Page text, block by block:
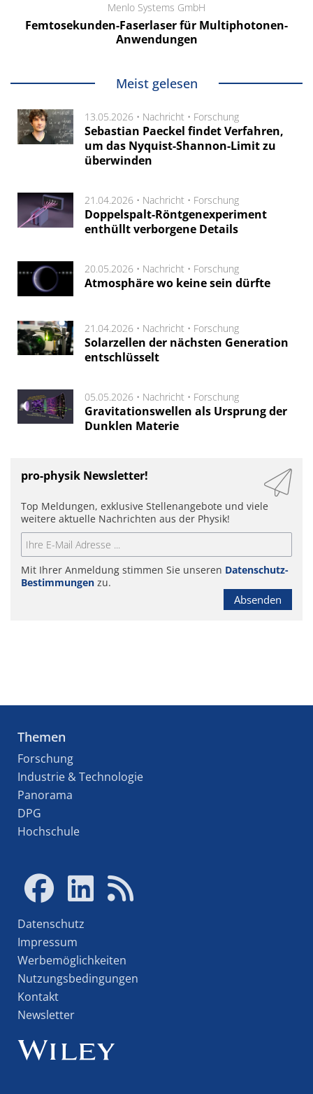
Menlo Systems GmbH
Femtosekunden-Faserlaser für Multiphotonen-
Anwendungen
Meist gelesen
13.05.2026 • Nachricht • Forschung
Sebastian Paeckel findet Verfahren,
um das Nyquist-Shannon-Limit zu
überwinden
21.04.2026 • Nachricht • Forschung
Doppelspalt-Röntgenexperiment
enthüllt verborgene Details
20.05.2026 • Nachricht • Forschung
Atmosphäre wo keine sein dürfte
21.04.2026 • Nachricht • Forschung
Solarzellen der nächsten Generation
entschlüsselt
05.05.2026 • Nachricht • Forschung
Gravitationswellen als Ursprung der
Dunklen Materie
pro-physik Newsletter!
Top Meldungen, exklusive Stellenangebote und viele
weitere aktuelle Nachrichten aus der Physik!
Mit Ihrer Anmeldung stimmen Sie unseren Datenschutz-
Bestimmungen zu.
Absenden
Themen
Forschung
Industrie & Technologie
Panorama
DPG
Hochschule
Datenschutz
Impressum
Werbemöglichkeiten
Nutzungsbedingungen
Kontakt
Newsletter